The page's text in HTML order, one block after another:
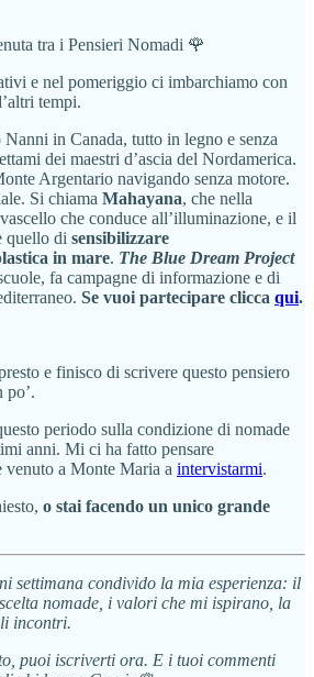
tra i Pensieri Nomadi 🌹
e nel pomeriggio ci imbarchiamo con
tempi.
Nanni in Canada, tutto in legno e senza
dei maestri d’ascia del Nordamerica.
Argentario navigando senza motore.
Si chiama Mahayana, che nella
che conduce all’illuminazione, e il
quello di sensibilizzare
in mare. The Blue Dream Project
fa campagne di informazione e di
Se vuoi partecipare clicca qui.
e finisco di scrivere questo pensiero
po’.
periodo sulla condizione di nomade
anni. Mi ci ha fatto pensare
venuto a Monte Maria a intervistarmi.
o stai facendo un unico grande
settimana condivido la mia esperienza: il
nomade, i valori che mi ispirano, la
incontri.
puoi iscriverti ora. E i tuoi commenti